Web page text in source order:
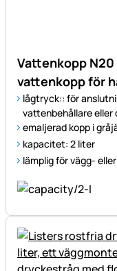
Vattenkopp
vattenkopp för
lågtryck:: för
vattenbehållare eller
emaljerad kopp i
kapacitet: 2 liter
lämplig för vägg-